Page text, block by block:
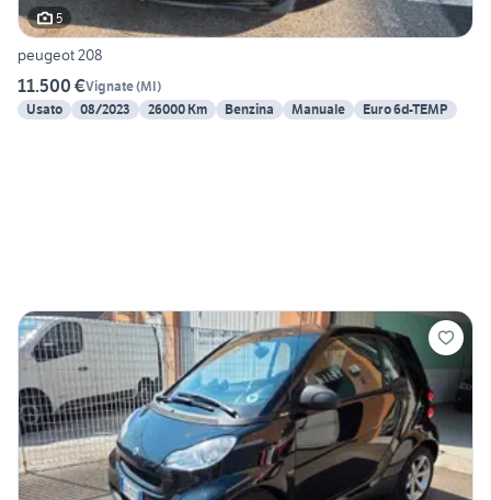
5
peugeot 208
11.500 €Vignate(MI)
Usato
08/2023 26000 Km Benzina Manuale Euro 6d-TEMP